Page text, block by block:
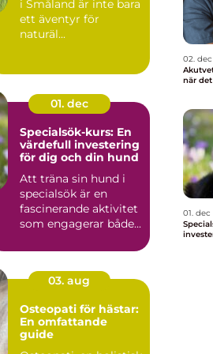
i Småland är inte bara
ett äventyr för
naturäl...
01. dec
Specialsök-kurs: En
värdefull investering
för dig och din hund
Att träna sin hund i
specialsök är en
fascinerande aktivitet
som engagerar både...
03. aug
Osteopati för hästar:
En omfattande
guide
02. dec
när
01. dec